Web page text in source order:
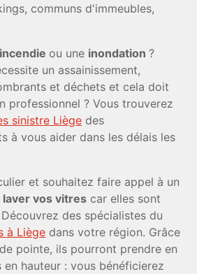
communs d'immeubles,
incendie ou une inondation?
un assainissement,
et déchets et cela doit
professionnel ? Vous trouverez
sinistre Liège des
à vous aider dans les délais les
et souhaitez faire appel à un
laver vos vitres car elles sont
des spécialistes du
à Liège dans votre région. Grâce
pointe, ils pourront prendre en
en hauteur : vous bénéficierez